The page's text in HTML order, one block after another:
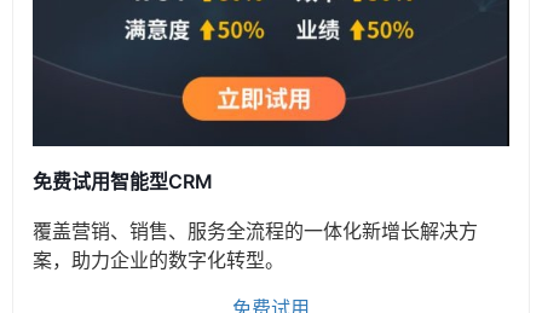
免费试用智能型CRM
覆盖营销、销售、服务全流程的一体化新增长解决方
案，助力企业的数字化转型。